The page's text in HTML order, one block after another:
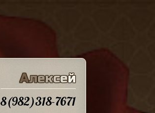
Алексей
8(982)318-7671